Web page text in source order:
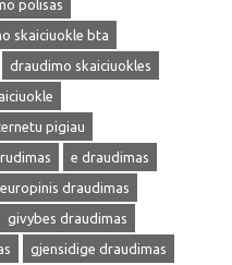
polisas
skaiciuokle bta
draudimo skaiciuokles
pigiau
e draudimas
europinis draudimas
givybes draudimas
gjensidige draudimas